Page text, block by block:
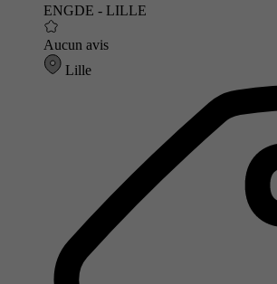
ENGDE - LILLE
Aucun avis
Lille